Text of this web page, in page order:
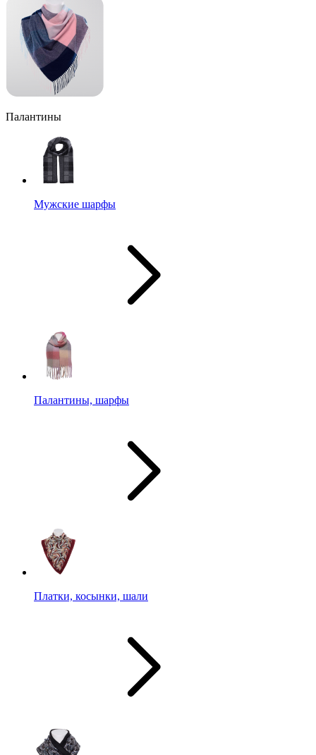
Палантины
Мужские шарфы
Палантины, шарфы
Платки, косынки, шали